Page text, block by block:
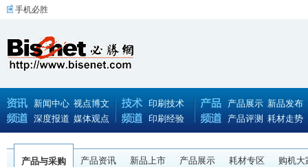
手机必胜
新闻中心 视点博文
深度报道 媒体观点
印刷技术
印刷经验
产品展示 新品发布
产品评测 耗材走势
产品与采购 产品资讯 新品上市 产品展示 耗材专区 购机大